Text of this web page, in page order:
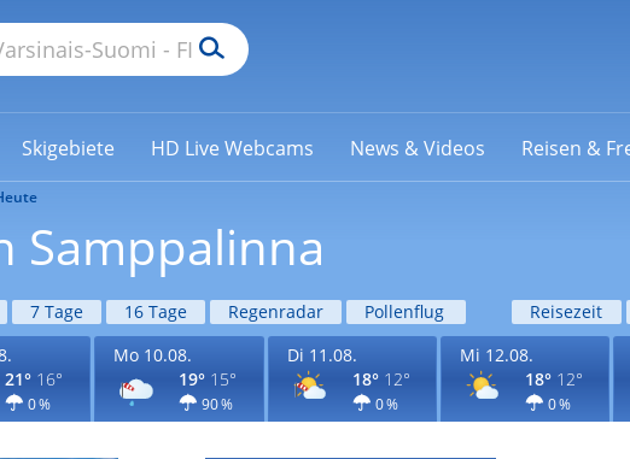
Skigebiete HD Live Webcams News & Videos Reisen &
Samppalinna
7 Tage 16 Tage Regenradar Pollenflug Reisezeit
21° 16°
0 %
Mo 10.08.
19° 15°
90 %
Di 11.08.
18° 12°
0 %
Mi 12.08.
18° 12°
0 %